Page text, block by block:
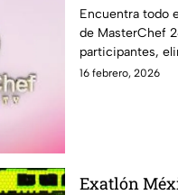
Encuentra todo
de MasterChef
participantes,
momentos
16 febrero, 2026
Exatlón